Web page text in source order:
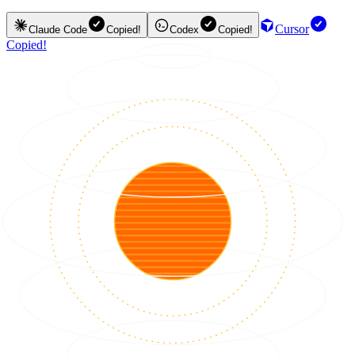
Claude Code Copied! Codex Copied!
Cursor
Copied!